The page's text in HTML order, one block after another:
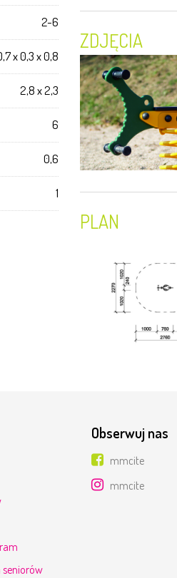
2-6
x 0,3 x 0,8
2,8 x 2,3
6
0,6
1
ZDJĘCIA
PLAN
seniorów
Obserwuj nas
mmcite
mmcite